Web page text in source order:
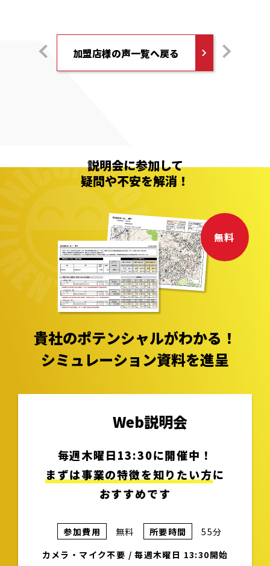
加盟店様の声一覧へ戻る
説明会に参加して
疑問や不安を解消！
無料
貴社のポテンシャルがわかる！
シミュレーション資料を進呈
Web説明会
毎週木曜日13:30に開催中！
まずは事業の特徴を知りたい方に
おすすめです
参加費用 無料 所要時間
55分
カメラ・マイク不要 / 毎週木曜日 13:30開始